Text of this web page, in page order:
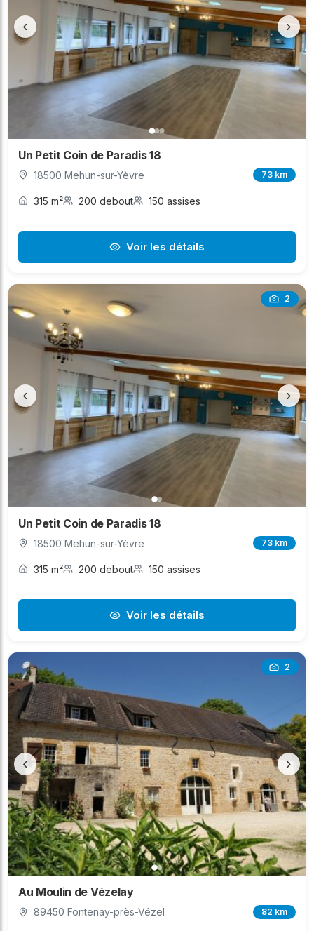
‹ ›
Un Petit Coin de Paradis 18
18500 Mehun-sur-Yèvre 73 km
315 m² 200 debout 150 assises
Voir les détails
2
‹ ›
Un Petit Coin de Paradis 18
18500 Mehun-sur-Yèvre 73 km
315 m² 200 debout 150 assises
Voir les détails
2
‹ ›
Au Moulin de Vézelay
89450 Fontenay-près-Vézel 82 km